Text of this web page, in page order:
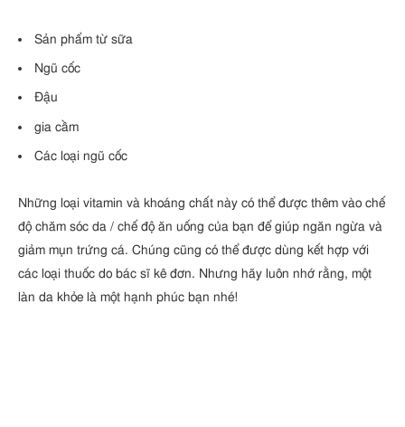
Sản phẩm từ sữa
Ngũ cốc
Đậu
gia cầm
Các loại ngũ cốc
Những loại vitamin và khoáng chất này có thể được thêm vào chế
độ chăm sóc da / chế độ ăn uống của bạn để giúp ngăn ngừa và
giảm mụn trứng cá. Chúng cũng có thể được dùng kết hợp với
các loại thuốc do bác sĩ kê đơn. Nhưng hãy luôn nhớ rằng, một
làn da khỏe là một hạnh phúc bạn nhé!